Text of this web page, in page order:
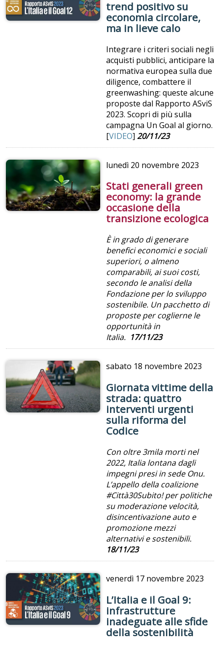
trend positivo su
economia circolare,
ma in lieve calo
Integrare i criteri sociali negli
acquisti pubblici, anticipare la
normativa europea sulla due
diligence, combattere il
greenwashing: queste alcune
proposte dal Rapporto ASviS
2023. Scopri di più sulla
campagna Un Goal al giorno.
[VIDEO] 20/11/23
lunedì 20 novembre 2023
Stati generali green
economy: la grande
occasione della
transizione ecologica
È in grado di generare
benefici economici e sociali
superiori, o almeno
comparabili, ai suoi costi,
secondo le analisi della
Fondazione per lo sviluppo
sostenibile. Un pacchetto di
proposte per coglierne le
opportunità in
Italia. 17/11/23
sabato 18 novembre 2023
Giornata vittime della
strada: quattro
interventi urgenti
sulla riforma del
Codice
Con oltre 3mila morti nel
2022, Italia lontana dagli
impegni presi in sede Onu.
L’appello dellacoalizione
#Città30Subito! per politiche
su moderazione velocità,
disincentivazione auto e
promozione mezzi
alternativi e sostenibili.
18/11/23
venerdì 17 novembre 2023
L’Italia e il Goal 9:
infrastrutture
inadeguate alle sfide
della sostenibilità